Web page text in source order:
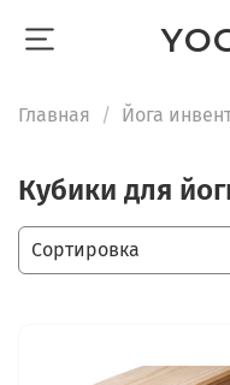
Главная Йога
Кубики для